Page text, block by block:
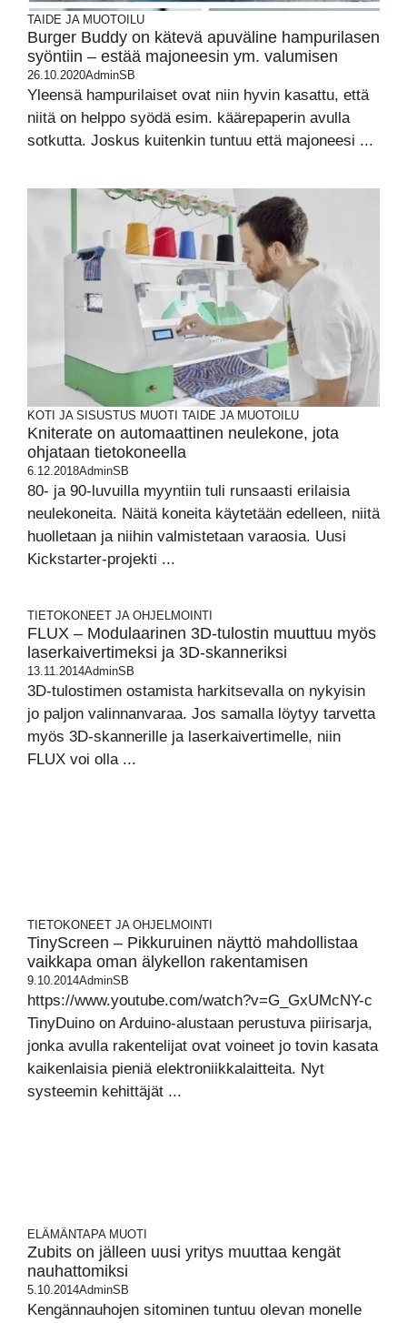
TAIDE JA MUOTOILU
Burger Buddy on kätevä apuväline hampurilasen
syöntiin – estää majoneesin ym. valumisen
26.10.2020AdminSB
Yleensä hampurilaiset ovat niin hyvin kasattu, että
niitä on helppo syödä esim. käärepaperin avulla
sotkutta. Joskus kuitenkin tuntuu että majoneesi ...
KOTI JA SISUSTUS MUOTI TAIDE JA MUOTOILU
Kniterate on automaattinen neulekone, jota
ohjataan tietokoneella
6.12.2018AdminSB
80- ja 90-luvuilla myyntiin tuli runsaasti erilaisia
neulekoneita. Näitä koneita käytetään edelleen, niitä
huolletaan ja niihin valmistetaan varaosia. Uusi
Kickstarter-projekti ...
TIETOKONEET JA OHJELMOINTI
FLUX – Modulaarinen 3D-tulostin muuttuu myös
laserkaivertimeksi ja 3D-skanneriksi
13.11.2014AdminSB
3D-tulostimen ostamista harkitsevalla on nykyisin
jo paljon valinnanvaraa. Jos samalla löytyy tarvetta
myös 3D-skannerille ja laserkaivertimelle, niin
FLUX voi olla ...
TIETOKONEET JA OHJELMOINTI
TinyScreen – Pikkuruinen näyttö mahdollistaa
vaikkapa oman älykellon rakentamisen
9.10.2014AdminSB
https://www.youtube.com/watch?v=G_GxUMcNY-c
TinyDuino on Arduino-alustaan perustuva piirisarja,
jonka avulla rakentelijat ovat voineet jo tovin kasata
kaikenlaisia pieniä elektroniikkalaitteita. Nyt
systeemin kehittäjät ...
ELÄMÄNTAPA MUOTI
Zubits on jälleen uusi yritys muuttaa kengät
nauhattomiksi
5.10.2014AdminSB
Kengännauhojen sitominen tuntuu olevan monelle